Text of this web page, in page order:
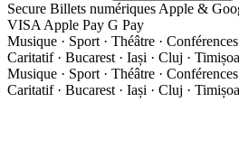
Secure Billets numériques Apple &
VISA Apple Pay G Pay
Musique · Sport · Théâtre ·
Caritatif · Bucarest · Iași · Cluj ·
Musique · Sport · Théâtre ·
Caritatif · Bucarest · Iași · Cluj ·